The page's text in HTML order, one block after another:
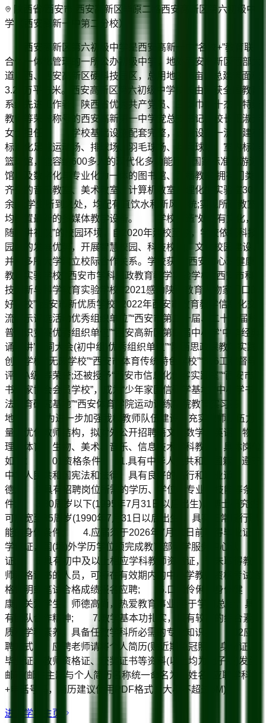
陕西省/西安市 西安高新区毕原二路西安高新区第六初级中
学（西安高新一中第二分校）
西安高新区第六初级中学是西安高新一中“名校+”教育联
合体一体化管理的一所公办初级中学，地处西安高新区西部大
道以西、西安高新区硬科技园区，总用地35.6亩，总建筑面积
3.29万平方米。西安高新区第六初级中学校长由荣获全国教育
系统先进工作者、陕西省优秀共产党员、三秦巾帼十杰、特级
教师等荣誉称号的西安高新第一中学党总支书记、校长王淑芳
女士担任。 学校基础设施配套完整，设施设备一流，建有
标准化足球运动场、排球场、羽毛球场、乒乓球场、室内标准
篮球馆，能容纳600多人的现代化多功能厅，国家标准化游泳
馆以及数字化与专业化为一体的图书馆、录播教室;拥有门类
齐全的音乐教室、美术教室、计算机教室及理化生实验室30
余间;学生所到之处，均配有直饮水和新风系统;实现所有教室
均配置最新的多媒体教学设备。 学校打造“处处有文化，
随时讲礼仪”的校园环境，自2020年建校至今，学校依托科技
园区的发展优势，开展智慧校园、科技校园、文化校园建设，
并和多所大学建立校际合作关系。学校获评“西安市心理健康
教育实验学校”“西安市学科思政教育教学实验学校”“西安市科
技创新与科学教育实验学校”“2021感动陕西教育人物家门口的
好学校”“西安市新优质学校”“2022年西安市教育教学信息化交
流展示评选活动优秀组织单位”“西安市第二十届、二十一届科
普知识竞赛优秀组织单位”“西安高新区第四届中小学‘中华经典
诵写讲’诗词大会(初中组)优秀组织单位”“陕西思政课教学实践
创新学校”“无废学校”“西安市体育传统特色学校”“316工程督导
评价A级”等荣誉;还被授予“西安市信息化创客实践室”“西安市
书法家协会会员学校”，成为“少年家国信研学基地”“中小学书
法教育研究基地”“西安体育学院运动训练学院教育实习基
地”。 为进一步加强我校教师队伍建设，充实教师队伍力
量，优化教师结构，拟对外公开招聘语文、数学、英语、物
理、体育、生物、美术、音乐、信息技术学科教师，具体岗位
如下： 01资格条件 1.具有中华人民共和国国籍，遵守
中华人民共和国宪法和法律，具有良好的品行和职业道
德; 2.具有招聘岗位所需的学历、学位、专业、技能等条
件; 3.30周岁以下(1995年7月31日以后出生)，博士研究生
可放宽至35周岁(1990年7月31日以后出生)，具有正常履行职
能的身体条件; 4.应届须于2026年7月31日前取得毕业证、
学位证，国(境)外学历学位须完成教育部留学服务中心认
证; 5.具有初中及以上相应学科教师资格证，暂未取得教
师资格证书的人员，可持在有效期内的中小学教师资格考试合
格证明或笔试合格成绩报名应聘; 6.口齿伶俐，身体健
康，关爱学生，师德高尚，热爱教育事业;善于学习总结，具
有团队合作精神; 7.教学基本功扎实，具有较高的综合素
质和学科素养。具备任教学科所必需的专业知识。 02应
聘方式 应聘老师请将个人简历(贴近期免冠照)、身份证、
毕业证、教师资格证、获奖证书等资料(以上均为电子版)发至
邮箱(邮件主题与个人简历名称统一命名为：姓名+应聘学科
+电话号码，简历建议使用PDF格式，大小不超过5M)。
进入学校主页